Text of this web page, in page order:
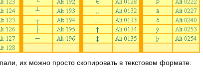
их можно просто скопировать в текстовом формате.